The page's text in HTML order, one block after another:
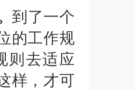
到了一个
的工作规
则去适应
样，才可